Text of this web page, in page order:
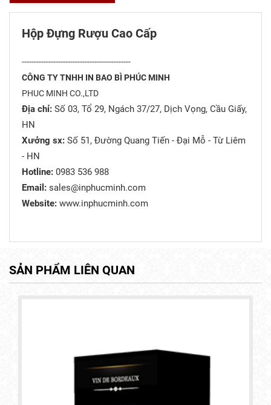
Hộp Đựng Rượu Cao Cấp
---------------------------------------------
CÔNG TY TNHH IN BAO BÌ PHÚC MINH
PHUC MINH CO.,LTD
Địa chỉ: Số 03, Tổ 29, Ngách 37/27, Dịch Vọng, Cầu Giấy,
HN
Xưởng sx: Số 51, Đường Quang Tiến - Đại Mỗ - Từ Liêm
- HN
Hotline: 0983 536 988
Email: sales@inphucminh.com
Website: www.inphucminh.com
SẢN PHẨM LIÊN QUAN